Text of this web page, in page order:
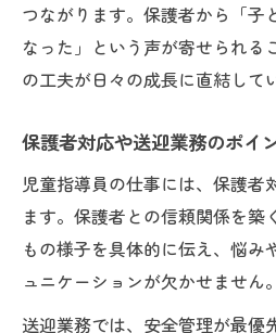
つながります。保護者から「子
なった」という声が寄せられる
の工夫が日々の成長に直結して
保護者対応や送迎業務のポイ
児童指導員の仕事には、保護者
ます。保護者との信頼関係を築
もの様子を具体的に伝え、悩み
ュニケーションが欠かせません。
送迎業務では、安全管理が最優